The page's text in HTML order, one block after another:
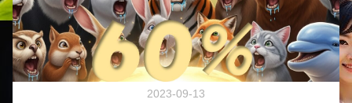
2023-09-13